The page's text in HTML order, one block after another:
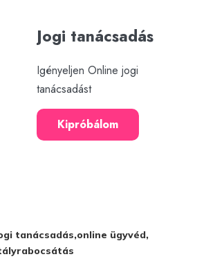
Jogi tanácsadás
Igényeljen Online jogi
tanácsadást
Kipróbálom
tanácsadás online ügyvéd